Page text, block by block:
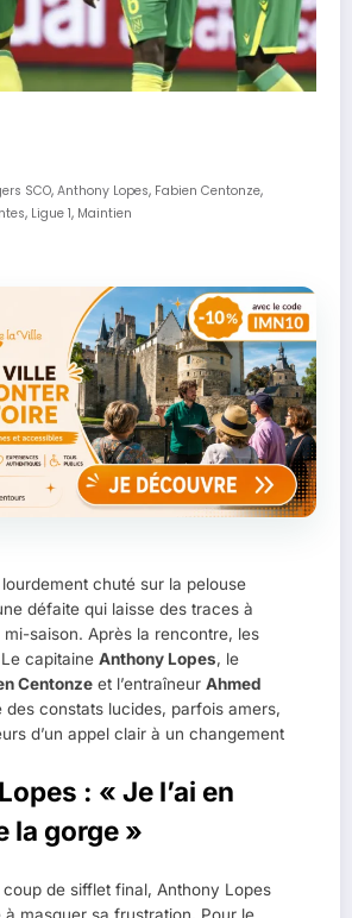
SCO, Anthony Lopes, Fabien Centonze,
, Ligue 1, Maintien
chuté sur la pelouse
défaite qui laisse des traces à
mi-saison. Après la rencontre, les
capitaine Anthony Lopes, le
Centonze et l’entraîneur Ahmed
des constats lucides, parfois amers,
d’un appel clair à un changement
: « Je l’ai en
la gorge »
de sifflet final, Anthony Lopes